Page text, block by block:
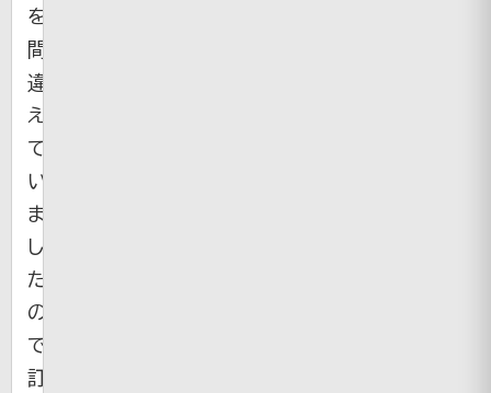
を
間
違
え
て
い
ま
し
た
の
で
訂